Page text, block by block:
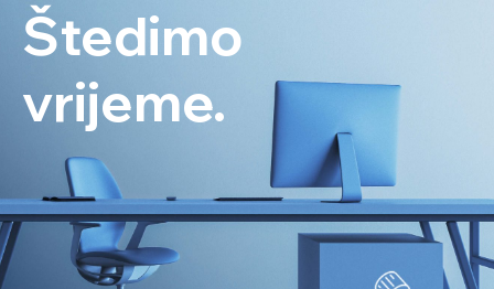
Štedimo
vrijeme.